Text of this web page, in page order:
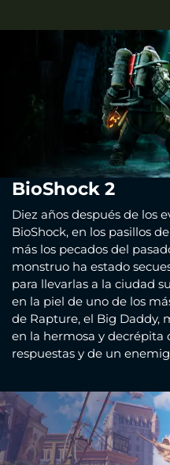
BioShock 2
Diez años después de los
BioShock, en los pasillos
más los pecados del
monstruo ha estado
para llevarlas a la ciudad
en la piel de uno de los
de Rapture, el Big Daddy,
en la hermosa y decrépita
respuestas y de un